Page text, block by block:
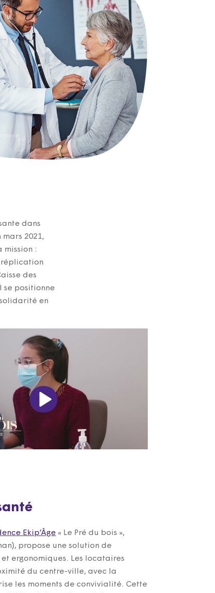
dans
2021,
mission :
des
se positionne
en
Ekip’Âge « Le Pré du bois »,
propose une solution de
ergonomiques. Les locataires
du centre-ville, avec la
les moments de convivialité. Cette